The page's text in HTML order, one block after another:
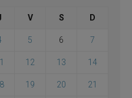
V S D
5 6 7
12 13 14
19 20 21